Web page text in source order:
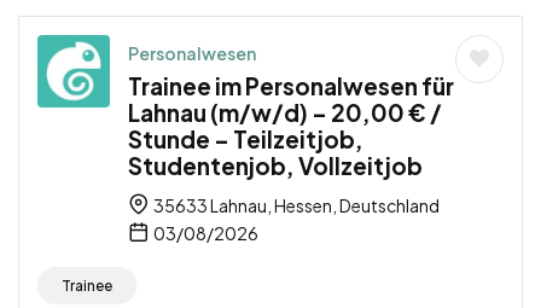
Personalwesen
Trainee im Personalwesen für
Lahnau (m/w/d) – 20,00 € /
Stunde – Teilzeitjob,
Studentenjob, Vollzeitjob
35633 Lahnau, Hessen, Deutschland
03/08/2026
Trainee